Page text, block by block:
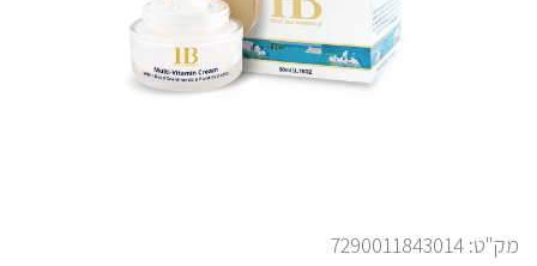
מק"ט: 7290011843014